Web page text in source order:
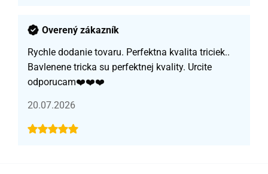
Overený zákazník
Rychle dodanie tovaru. Perfektna kvalita triciek..
Bavlenene tricka su perfektnej kvality. Urcite
odporucam❤️❤️❤️
20.07.2026